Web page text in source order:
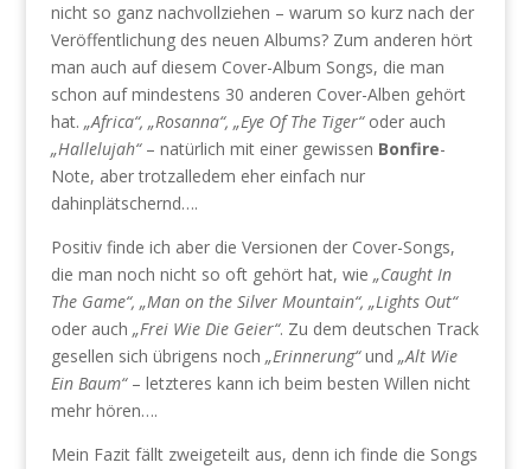
nicht so ganz nachvollziehen – warum so kurz nach der
Veröffentlichung des neuen Albums? Zum anderen hört
man auch auf diesem Cover-Album Songs, die man
schon auf mindestens 30 anderen Cover-Alben gehört
hat. „Africa“, „Rosanna“, „Eye Of The Tiger“oder auch
„Hallelujah“– natürlich mit einer gewissen Bonfire-
Note, aber trotzalledem eher einfach nur
dahinplätschernd….
Positiv finde ich aber die Versionen der Cover-Songs,
die man noch nicht so oft gehört hat, wie „Caught In
The Game“, „Man on the Silver Mountain“, „Lights Out“
oder auch „Frei Wie Die Geier“. Zu dem deutschen Track
gesellen sich übrigens noch „Erinnerung“und „Alt Wie
Ein Baum“– letzteres kann ich beim besten Willen nicht
mehr hören….
Mein Fazit fällt zweigeteilt aus, denn ich finde die Songs